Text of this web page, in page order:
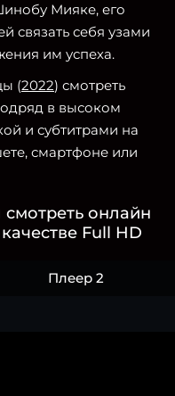
Мияке, его
связать себя узами
им успеха.
(2022) смотреть
в высоком
и субтитрами на
смартфоне или
онлайн
Full HD
Плеер 2